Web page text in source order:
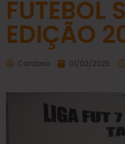
FUTEBOL
EDIÇÃO
Cardoso 01/02/2025